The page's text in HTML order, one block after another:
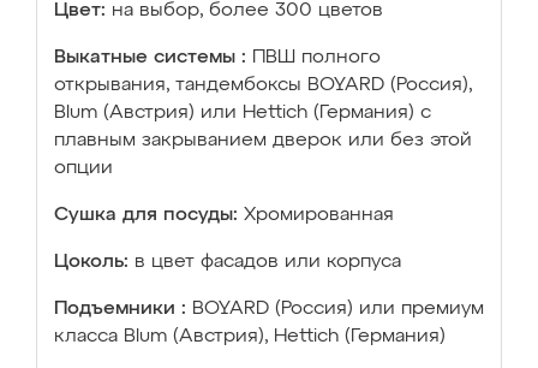
Цвет: на выбор, более 300 цветов
Выкатные системы :
ПВШ полного
открывания, тандембоксы BOYARD (Россия),
Blum (Австрия) или Hettich (Германия) с
плавным закрыванием дверок или без этой
опции
Сушка для посуды: Хромированная
Цоколь: в цвет фасадов или корпуса
Подъемники : BOYARD (Россия) или премиум
класса Blum (Австрия), Hettich (Германия)